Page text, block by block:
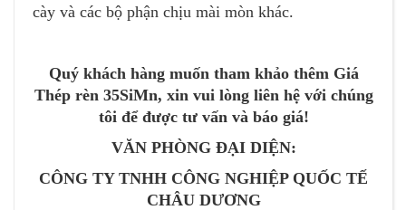
cày và các bộ phận chịu mài mòn khác.
Quý khách hàng muốn tham khảo thêm Giá
Thép rèn 35SiMn, xin vui lòng liên hệ với chúng
tôi để được tư vấn và báo giá!
VĂN PHÒNG ĐẠI DIỆN:
CÔNG TY TNHH CÔNG NGHIỆP QUỐC TẾ
CHÂU DƯƠNG